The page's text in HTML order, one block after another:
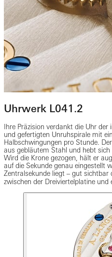
Uhrwerk L041.2
Ihre Präzision verdankt die Uhr
und gefertigten Unruhspirale mit
Halbschwingungen pro Stunde.
aus gebläutem Stahl und hebt
Wird die Krone gezogen, hält er
auf die Sekunde genau eingestellt
Zentralsekunde liegt ‒ gut sichtbar
zwischen der Dreiviertelplatine und